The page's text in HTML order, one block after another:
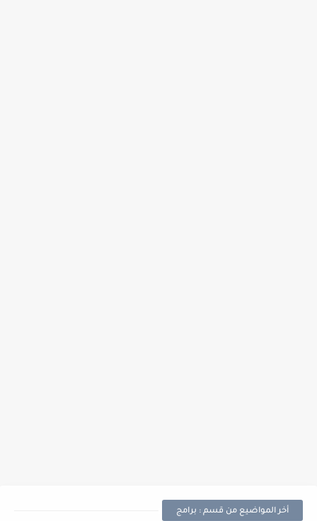
أخر المواضيع من قسم : برامج